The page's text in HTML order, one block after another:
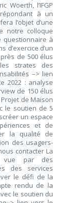
Woerth, l’IFGP
à un
l’objet d’une
notre colloque
questionnaire à
d’exercice d’un
de 500 élus
strates des
–> lien
2022 : analyse
de 150 élus
de Maison
le soutien de 5
un espace
et de
la qualité de
des usagers-
contacter La
vue par des
des services
le défi de la
rendu de la
le soutien du